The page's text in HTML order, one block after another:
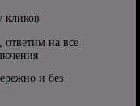
кликов
на все
и без